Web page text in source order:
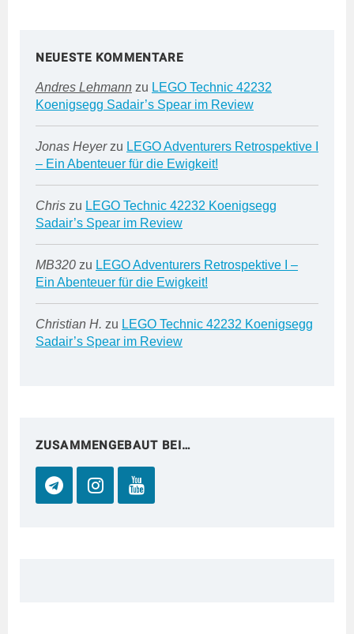
NEUESTE KOMMENTARE
Andres Lehmann zu LEGO Technic 42232
Koenigsegg Sadair’s Spear im Review
Jonas Heyerzu LEGO Adventurers Retrospektive I
– Ein Abenteuer für die Ewigkeit!
Chris zu LEGO Technic 42232 Koenigsegg
Sadair’s Spear im Review
MB320 zu LEGO Adventurers Retrospektive I –
Ein Abenteuer für die Ewigkeit!
Christian H. zu LEGO Technic 42232 Koenigsegg
Sadair’s Spear im Review
ZUSAMMENGEBAUT BEI…